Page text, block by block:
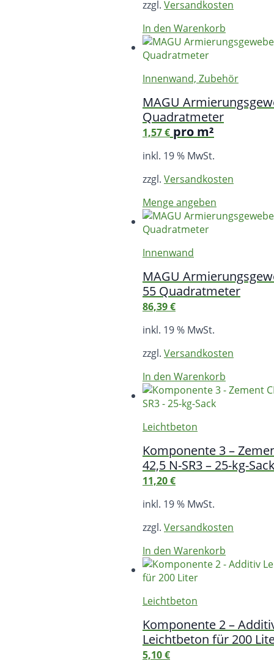
zzgl. Versandkosten
In den Warenkorb
Innenwand, Zubehör
MAGU
Quadratmeter
1,57€ pro m²
inkl. 19 % MwSt.
zzgl. Versandkosten
Menge angeben
Innenwand
MAGU
55 Quadratmeter
86,39€
inkl. 19 % MwSt.
zzgl. Versandkosten
In den Warenkorb
Leichtbeton
Komponente 3 –
42,5 N-SR3 – 25-kg-
11,20€
inkl. 19 % MwSt.
zzgl. Versandkosten
In den Warenkorb
Leichtbeton
Komponente 2 –
Leichtbeton für 200
5,10€